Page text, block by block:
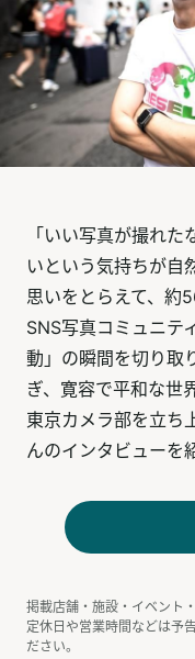
「いい写真が撮れ
いという気持ちが自
思いをとらえて、約
SNS写真コミュニテ
動」の瞬間を切り取
ぎ、寛容で平和な世
東京カメラ部を立ち
んのインタビューを
掲載店舗・施設・イベント
定休日や営業時間などは予
ださい。